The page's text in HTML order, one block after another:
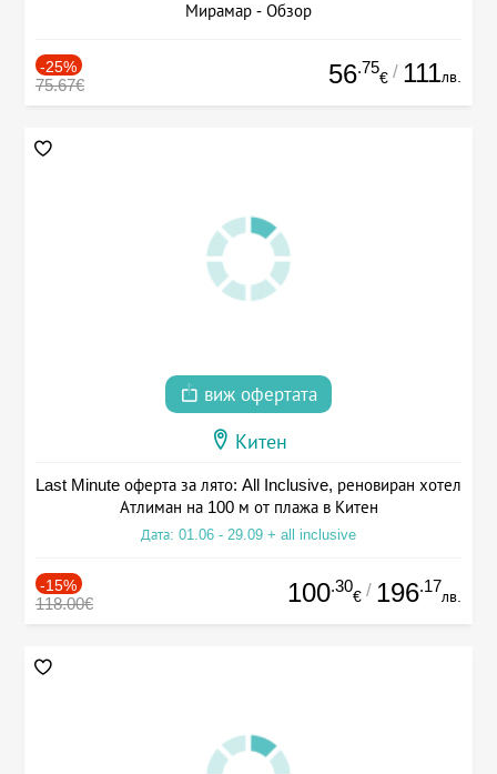
Мирамар - Обзор
-25%
75.67€ 56.75
€ / 111лв.
виж офертата
Китен
Last Minute оферта за лято: All Inclusive, реновиран хотел
Атлиман на 100 м от плажа в Китен
Дата: 01.06 - 29.09 + all inclusive
-15%
118.00€ 100.30
€ / 196.17
лв.